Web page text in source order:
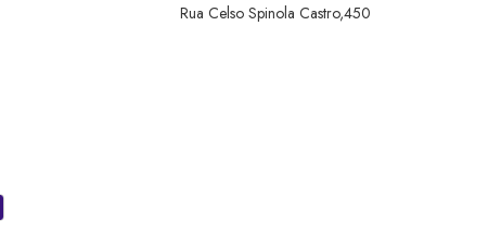
Rua Celso Spinola Castro,450